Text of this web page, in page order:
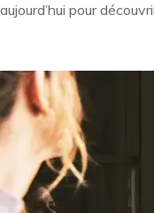
aujourd’hui pour